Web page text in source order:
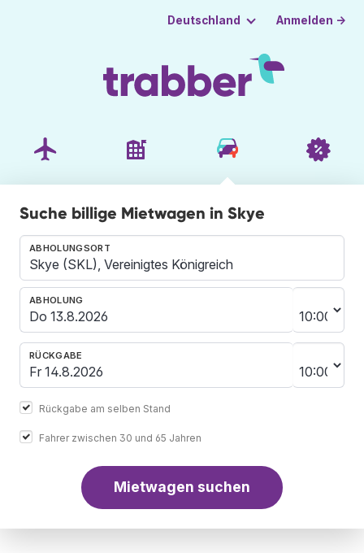
Deutschland Anmelden →
Suche billige Mietwagen in Skye
ABHOLUNGSORT
ABHOLUNG
RÜCKGABE
Rückgabe am selben Stand
Fahrer zwischen 30 und 65 Jahren
Mietwagen suchen